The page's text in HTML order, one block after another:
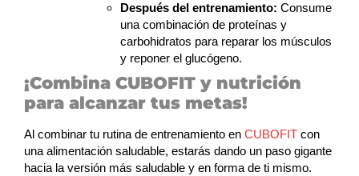
Después del entrenamiento: Consume
una combinación de proteínas y
carbohidratos para reparar los músculos
y reponer el glucógeno.
¡Combina CUBOFIT y nutrición
para alcanzar tus metas!
Al combinar tu rutina de entrenamiento en CUBOFIT con
una alimentación saludable, estarás dando un paso gigante
hacia la versión más saludable y en forma de ti mismo.